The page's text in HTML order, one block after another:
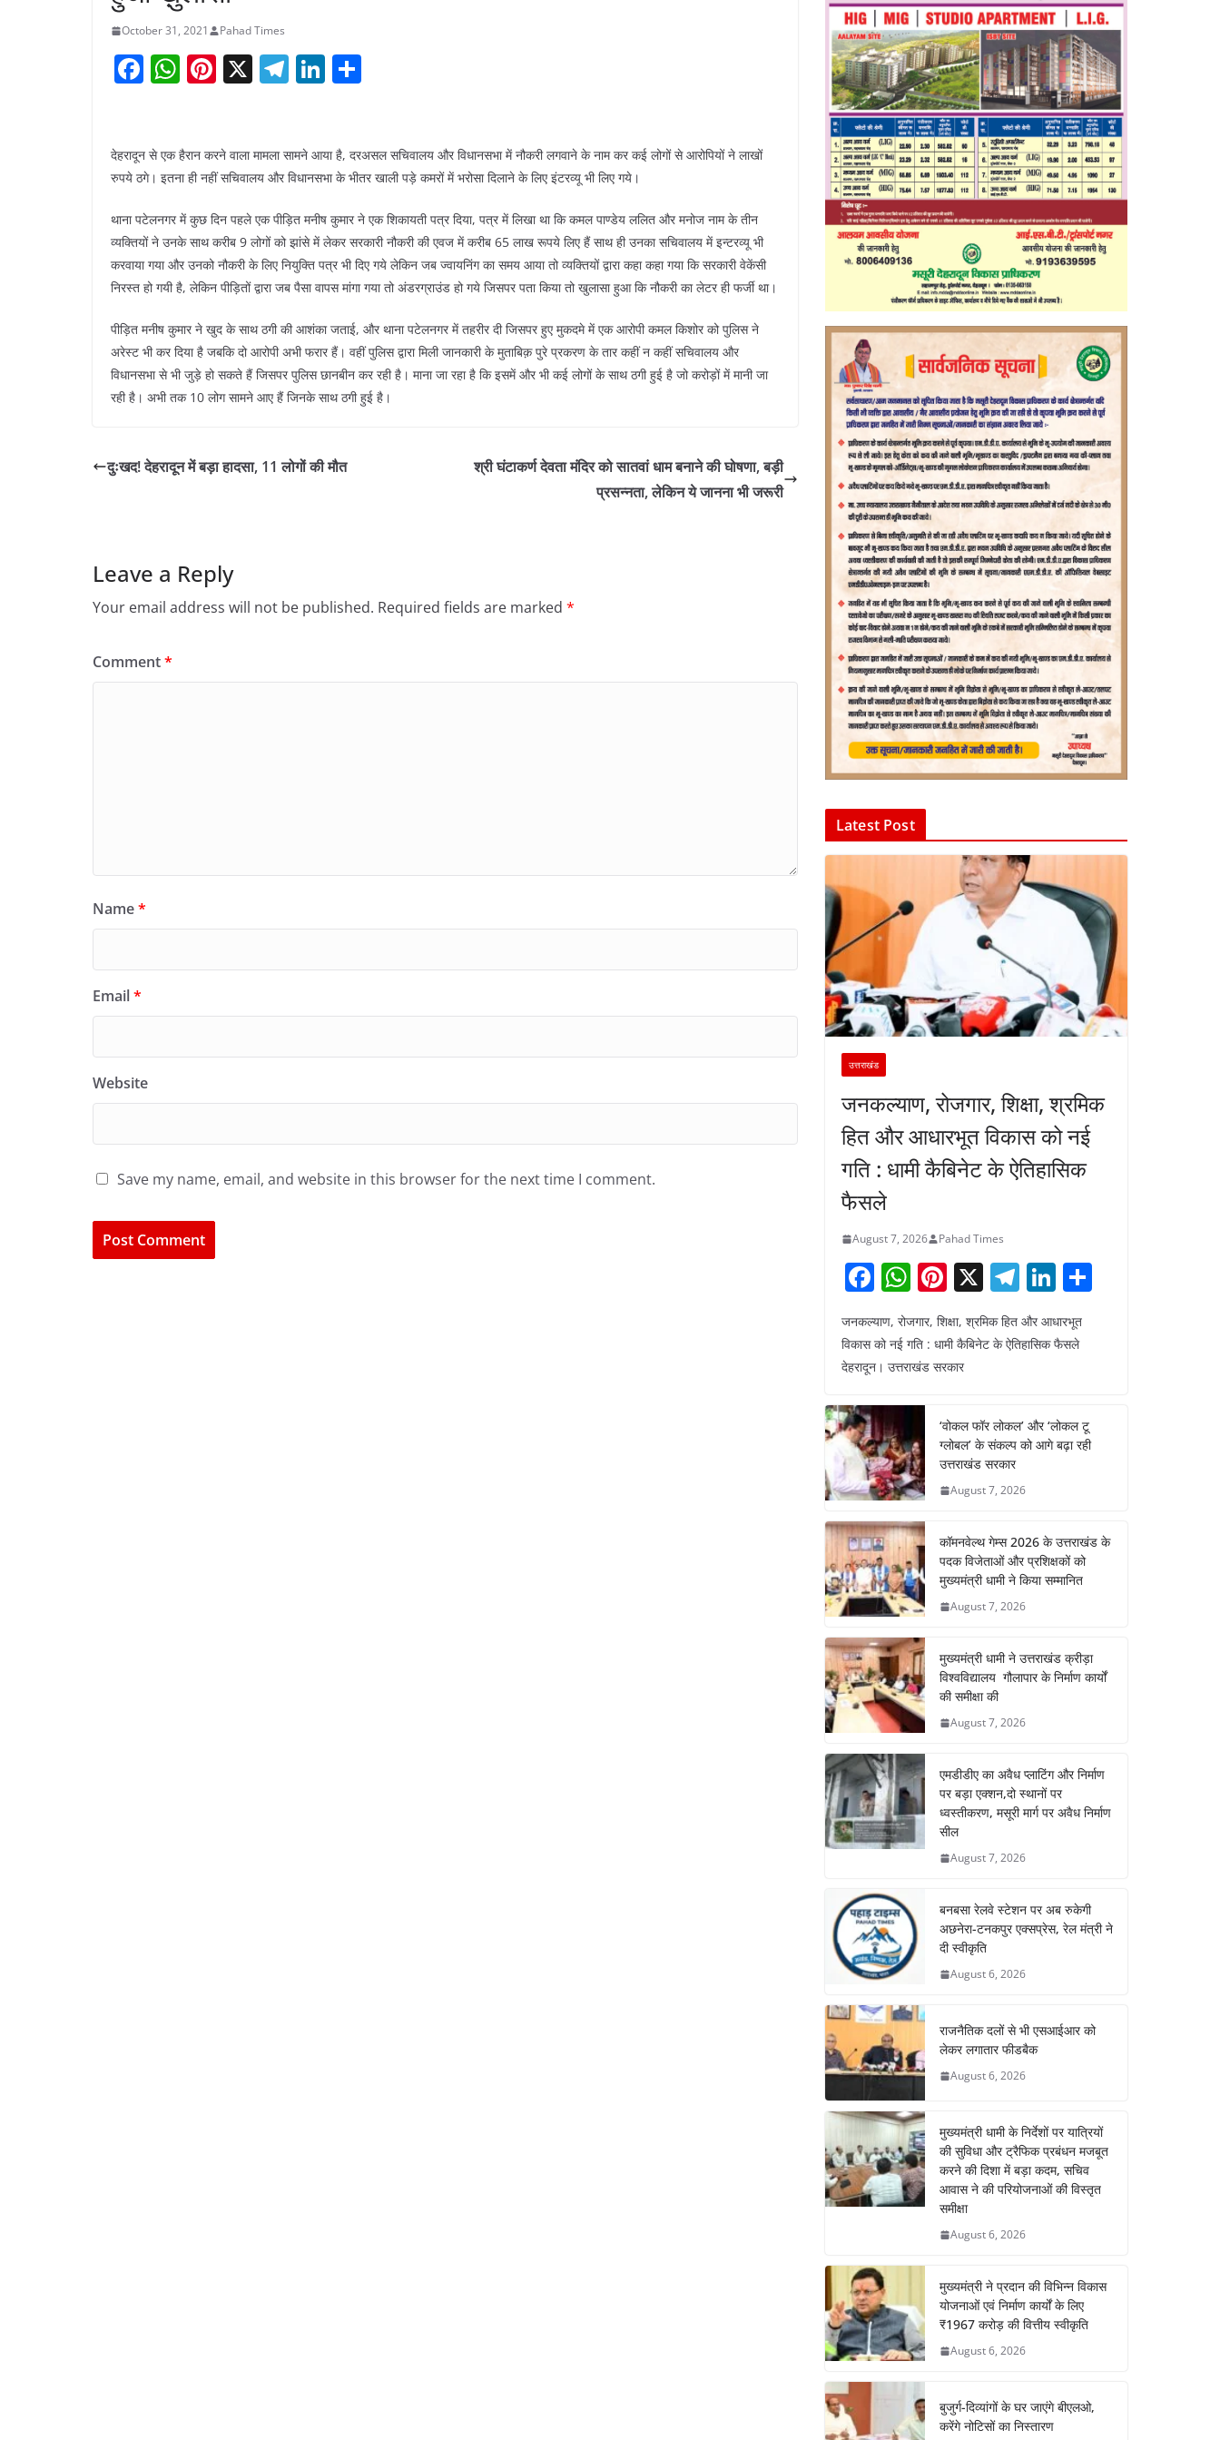
October 31, 2021 Pahad Times
F
e
b
o
o
k
W
s
A
p
p
Pi
e
st
X T
gr
a
m
Li
e
dI
n
e
देहरादून से एक हैरान करने वाला मामला सामने आया है, दरअसल सचिवालय और विधानसभा में नौकरी लगवाने के नाम कर कई लोगों से आरोपियों ने लाखों
रुपये ठगे। इतना ही नहीं सचिवालय और विधानसभा के भीतर खाली पड़े कमरों में भरोसा दिलाने के लिए इंटरव्यू भी लिए गये।
थाना पटेलनगर में कुछ दिन पहले एक पीड़ित मनीष कुमार ने एक शिकायती पत्र दिया, पत्र में लिखा था कि कमल पाण्डेय ललित और मनोज नाम के तीन
व्यक्तियों ने उनके साथ करीब 9 लोगों को झांसे में लेकर सरकारी नौकरी की एवज में करीब 65 लाख रूपये लिए हैं साथ ही उनका सचिवालय में इन्टरव्यू भी
करवाया गया और उनको नौकरी के लिए नियुक्ति पत्र भी दिए गये लेकिन जब ज्वायनिंग का समय आया तो व्यक्तियों द्वारा कहा कहा गया कि सरकारी वेकेंसी
निरस्त हो गयी है, लेकिन पीड़ितों द्वारा जब पैसा वापस मांगा गया तो अंडरग्राउंड हो गये जिसपर पता किया तो खुलासा हुआ कि नौकरी का लेटर ही फर्जी था।
पीड़ित मनीष कुमार ने खुद के साथ ठगी की आशंका जताई, और थाना पटेलनगर में तहरीर दी जिसपर हुए मुकदमे में एक आरोपी कमल किशोर को पुलिस ने
अरेस्ट भी कर दिया है जबकि दो आरोपी अभी फरार हैं। वहीं पुलिस द्वारा मिली जानकारी के मुताबिक़ पुरे प्रकरण के तार कहीं न कहीं सचिवालय और
विधानसभा से भी जुड़े हो सकते हैं जिसपर पुलिस छानबीन कर रही है। माना जा रहा है कि इसमें और भी कई लोगों के साथ ठगी हुई है जो करोड़ों में मानी जा
रही है। अभी तक 10 लोग सामने आए हैं जिनके साथ ठगी हुई है।
दुःखद! देहरादून में बड़ा हादसा, 11 लोगों की मौत
श्री घंटाकर्ण देवता मंदिर को सातवां धाम बनाने की घोषणा, बड़ी
प्रसन्नता, लेकिन ये जानना भी जरूरी
Leave a Reply
Your email address will not be published. Required fields are marked *
Comment*
Name*
Email*
Website
Save my name, email, and website in this browser for the next time I comment.
Latest Post
उत्तराखंड
जनकल्याण, रोजगार, शिक्षा, श्रमिक
हित और आधारभूत विकास को नई
गति : धामी कैबिनेट के ऐतिहासिक
फैसले
August 7, 2026 Pahad Times
F
c
e
o
o
k
W
at
s
p
Pi
er
e
X T
el
e
m
Li
k
n
जनकल्याण, रोजगार, शिक्षा, श्रमिक हित और आधारभूत
विकास को नई गति : धामी कैबिनेट के ऐतिहासिक फैसले
देहरादून। उत्तराखंड सरकार
‘वोकल फॉर लोकल’ और ‘लोकल टू
ग्लोबल’ के संकल्प को आगे बढ़ा रही
उत्तराखंड सरकार
August 7, 2026
कॉमनवेल्थ गेम्स 2026 के उत्तराखंड के
पदक विजेताओं और प्रशिक्षकों को
मुख्यमंत्री धामी ने किया सम्मानित
August 7, 2026
मुख्यमंत्री धामी ने उत्तराखंड क्रीड़ा
विश्वविद्यालय गौलापार के निर्माण कार्यों
की समीक्षा की
August 7, 2026
एमडीडीए का अवैध प्लाटिंग और निर्माण
पर बड़ा एक्शन,दो स्थानों पर
ध्वस्तीकरण, मसूरी मार्ग पर अवैध निर्माण
सील
August 7, 2026
बनबसा रेलवे स्टेशन पर अब रुकेगी
अछनेरा-टनकपुर एक्सप्रेस, रेल मंत्री ने
दी स्वीकृति
August 6, 2026
राजनैतिक दलों से भी एसआईआर को
लेकर लगातार फीडबैक
August 6, 2026
मुख्यमंत्री धामी के निर्देशों पर यात्रियों
की सुविधा और ट्रैफिक प्रबंधन मजबूत
करने की दिशा में बड़ा कदम, सचिव
आवास ने की परियोजनाओं की विस्तृत
समीक्षा
August 6, 2026
मुख्यमंत्री ने प्रदान की विभिन्न विकास
योजनाओं एवं निर्माण कार्यों के लिए
₹1967 करोड़ की वित्तीय स्वीकृति
August 6, 2026
बुजुर्ग-दिव्यांगों के घर जाएंगे बीएलओ,
करेंगे नोटिसों का निस्तारण